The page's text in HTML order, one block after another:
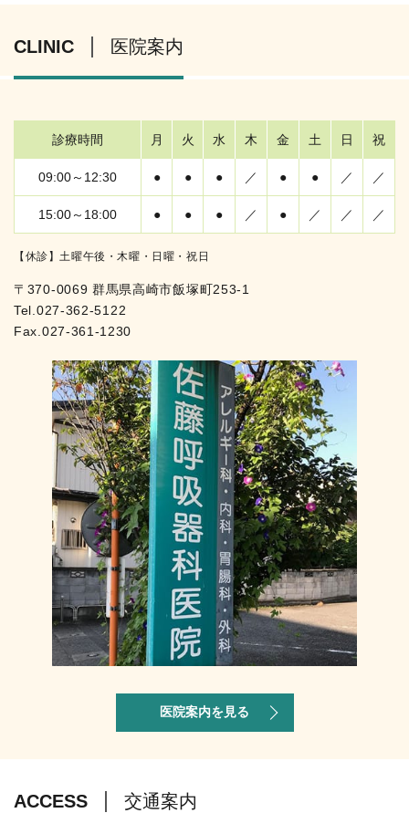
CLINIC 医院案内
診療時間 月 火 水 木 金 土 日 祝
09:00～12:30 ● ● ● ／ ● ● ／ ／
15:00～18:00 ● ● ● ／ ● ／ ／ ／
【休診】土曜午後・木曜・日曜・祝日
〒370-0069 群馬県高崎市飯塚町253-1
Tel.027-362-5122
Fax.027-361-1230
医院案内を見る
ACCESS 交通案内